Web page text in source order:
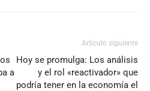
a
Artículo siguiente
Hoy se promulga: Los análisis
y el rol «reactivador» que
podría tener en la economía el